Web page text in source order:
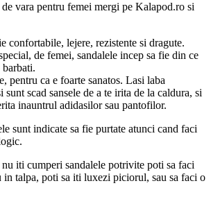
vara pentru femei mergi pe Kalapod.ro si
confortabile, lejere, rezistente si dragute.
de femei, sandalele incep sa fie din ce
barbati.
pentru ca e foarte sanatos. Lasi laba
scad sansele de a te irita de la caldura, si
inauntrul adidasilor sau pantofilor.
sunt indicate sa fie purtate atunci cand faci
nu iti cumperi sandalele potrivite poti sa faci
in talpa, poti sa iti luxezi piciorul, sau sa faci o